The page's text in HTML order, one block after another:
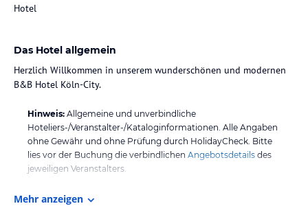
Hotel
Das Hotel allgemein
Herzlich Willkommen in unserem wunderschönen und modernen
B&B Hotel Köln-City.
Hinweis: Allgemeine und unverbindliche
Hoteliers-/Veranstalter-/Kataloginformationen. Alle Angaben
ohne Gewähr und ohne Prüfung durch HolidayCheck. Bitte
lies vor der Buchung die verbindlichen Angebotsdetails des
jeweiligen Veranstalters.
Mehr anzeigen